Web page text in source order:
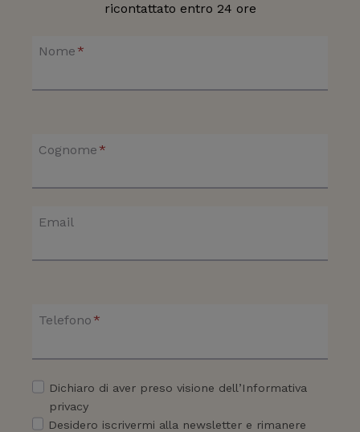
ricontattato entro 24 ore
Nome *
Cognome *
Email
Telefono *
Dichiaro di aver preso visione dell’Informativa
privacy
Desidero iscrivermi alla newsletter e rimanere